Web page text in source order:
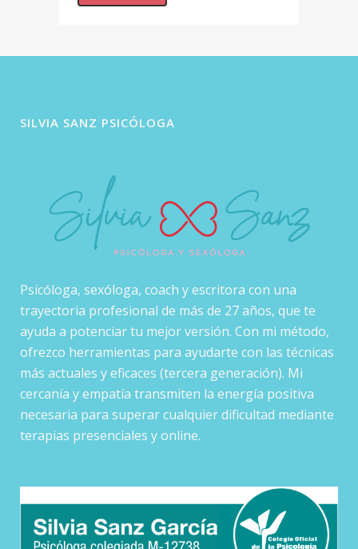
SILVIA SANZ PSICÓLOGA
Psicóloga, sexóloga, coach y escritora con una
trayectoria profesional de más de 27 años, que te
ayuda a potenciar tu mejor versión. Con mi método,
ofrezco herramientas para ayudarte con las técnicas
más actuales y eficaces (tercera generación). Mi
cercanía y empatía transmiten la energía positiva
necesaria para superar cualquier dificultad mediante
terapias presenciales y online.